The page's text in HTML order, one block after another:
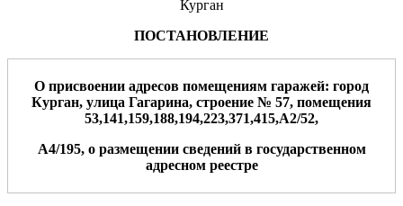
Курган
ПОСТАНОВЛЕНИЕ
О присвоении адресов помещениям гаражей: город
Курган, улица Гагарина, строение № 57, помещения
53,141,159,188,194,223,371,415,А2/52,
А4/195,о размещении сведений в государственном
адресном реестре